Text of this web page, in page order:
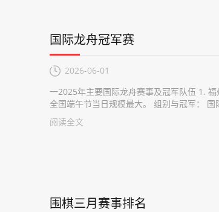
国际龙舟冠军赛
2026-06-01
一2025年主要国际龙舟赛事及冠军队伍 1.
全国端午节当日规模最大。 组别与冠军：
阅读全文
围棋三月赛事排名